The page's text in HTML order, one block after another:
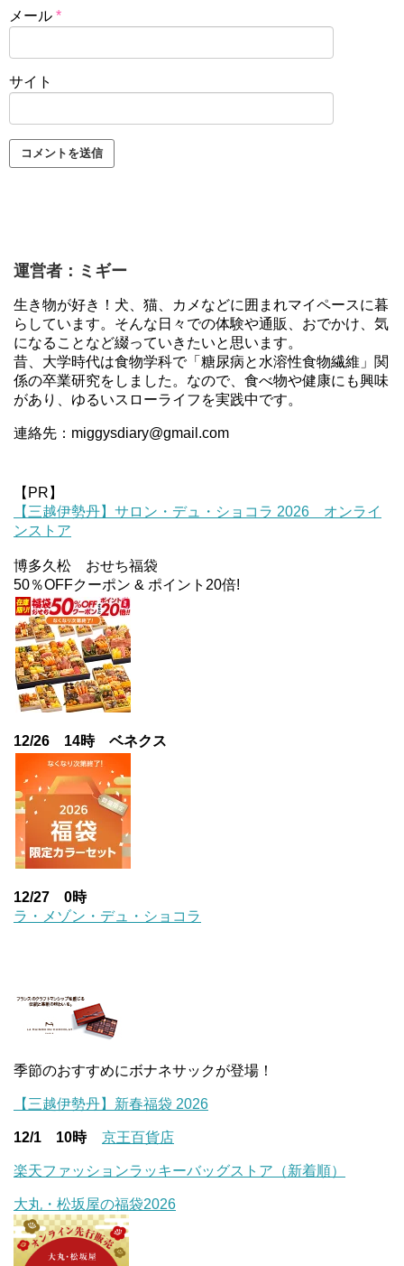
メール *
サイト
運営者：ミギー
生き物が好き！犬、猫、カメなどに囲まれマイペースに暮
らしています。そんな日々での体験や通販、おでかけ、気
になることなど綴っていきたいと思います。
昔、大学時代は食物学科で「糖尿病と水溶性食物繊維」関
係の卒業研究をしました。なので、食べ物や健康にも興味
があり、ゆるいスローライフを実践中です。
連絡先：miggysdiary@gmail.com
【PR】
【三越伊勢丹】サロン・デュ・ショコラ 2026 オンライ
ンストア
博多久松 おせち福袋
50％OFFクーポン & ポイント20倍!
12/26 14時 ベネクス
12/27 0時
ラ・メゾン・デュ・ショコラ
季節のおすすめにボナネサックが登場！
【三越伊勢丹】新春福袋 2026
12/1 10時 京王百貨店
楽天ファッションラッキーバッグストア（新着順）
大丸・松坂屋の福袋2026